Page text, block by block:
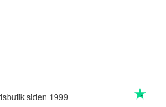
siden 1999